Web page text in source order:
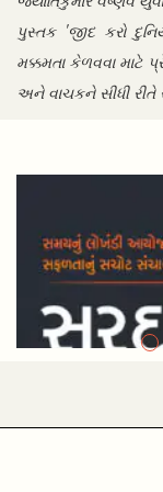
પુસ્તક 'જીદ કરો
મક્કમતા કેળવવા માટે
અને વાચકને સીધી રીતે